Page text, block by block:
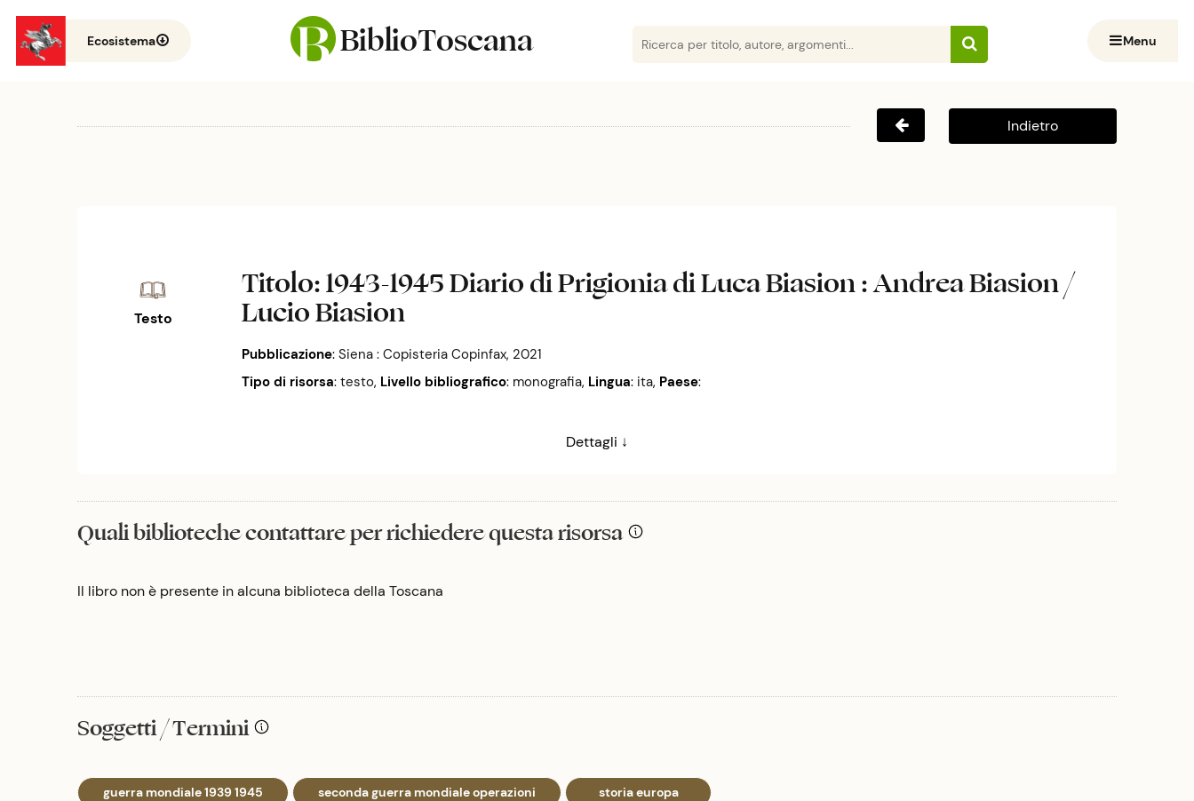
Ecosistema BiblioToscana Menu
Indietro
Testo
Titolo: 1943-1945 Diario di Prigionia di Luca Biasion : Andrea Biasion /
Lucio Biasion
Pubblicazione: Siena : Copisteria Copinfax, 2021
Tipo di risorsa: testo, Livello bibliografico: monografia, Lingua: ita, Paese:
Dettagli ↓
Quali biblioteche contattare per richiedere questa risorsa
Il libro non è presente in alcuna biblioteca della Toscana
Soggetti / Termini
guerra mondiale 1939 1945 seconda guerra mondiale operazioni storia europa